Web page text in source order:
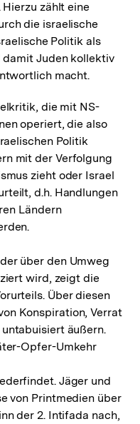
zählt eine
die israelische
Politik als
Juden kollektiv
macht.
die mit NS-
operiert, die also
Politik
mit der Verfolgung
zieht oder Israel
d.h. Handlungen
Ländern
über den Umweg
wird, zeigt die
Über diesen
Konspiration, Verrat
äußern.
Opfer-Umkehr
Jäger und
von Printmedien über
der 2. Intifada nach,